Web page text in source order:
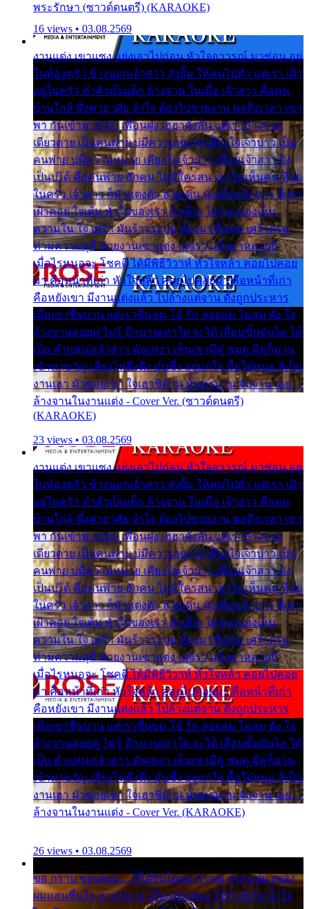
พระรักษา (ซาวด์ดนตรี) (KARAOKE)
16 views • 03.08.2569
งานแต่ง เขาแซง แย่งเอาไปก่อน หัวใจอาวรณ์ มาซ่อน อยู่
ในห้องครัว ข้างนอกเจ้าสาว ส่งยิ้ม ให้คนไปทั่ว แต่เรา เฝ้า
อยู่ในครัว ทำตัวเป็นเด็ก ล้างจาน ในเมื่อ เจ้าสาว คือคน
บ้านใกล้ พึ่งพาอาศัย จำใจ ต้องไปช่วยงาน พอถึงเวลา เขา
พา กันเข้าพาขวัญ เพื่อนฝูง เฮฮาดังลั่น แต่เราล้างจาน
เดียวดาย เป็นคนพ่าย บ่มีความหมาย เคียงใจเจ้าบ่าว เป็น
คนพ่าย บ่มีความหมาย เคียงใจเจ้าบ่าว เพื่อนเจ้าสาว ยัง
เป็นบ่ได้ คือคนพ่าย ฮักคน ไม่มีใครสน เขาไม่เห็นคน ที่อยู่
ในครัว เจ้าสาว ก็มัวแต่งตัว สวยเด่น นั่งเคียงเจ้าบ่าว ที่เขา
เฝ้าคอย ใจเต้น หัวใจของเรา ลำเค็ญ ใครจะมองเห็น
ความใน ใจ เศร้า มันร้าวระบม ต้องมาขื่นขม เศร้าตรม
ท่ามความสุขี ช่วยงานเขาแต่ง แต่เรา แล้งมาหลายปี
เมื่อไรหนอจะ โชคดี ได้มีพิธีวิวาห์ หัวใจหล้า คอยไปคอย
มา คือหน้าที่เก่า หัวใจหล้า คอยไปคอยมา คือหน้าที่เก่า
คือหยังเขา มีงานแต่งแล้ว ไปล้างแต่จาน ดั่งถูกประหาร
เมื่อเขาชื่นบาน แต่เราขื่นขม โอ้ รัก ลอยลม ไม่สม ดัง ใจ
ล้างจานคอยคู่ ไม่รู้ อีกนานเท่าใด จะได้ เลื่อนขั้นบันได ได้
เป็น ตำแหน่งเจ้าสาว มันเหงา เห็นเขามีคู่ ซมดู มีคู่ก็ม่วน
เข้าพาขวัญ เสียงโห่ตึงตึง มันซึ้ง อยู่แก่ใจ มื้อใด๋หนอ สิเป็น
งานเฮา มัวซอยเขา ใจเฮาซิด้าน มันทรมาน จับจาน เอย…
ล้างจานในงานแต่ง - Cover Ver. (ซาวด์ดนตรี)
(KARAOKE)
23 views • 03.08.2569
งานแต่ง เขาแซง แย่งเอาไปก่อน หัวใจอาวรณ์ มาซ่อน อยู่
ในห้องครัว ข้างนอกเจ้าสาว ส่งยิ้ม ให้คนไปทั่ว แต่เรา เฝ้า
อยู่ในครัว ทำตัวเป็นเด็ก ล้างจาน ในเมื่อ เจ้าสาว คือคน
บ้านใกล้ พึ่งพาอาศัย จำใจ ต้องไปช่วยงาน พอถึงเวลา เขา
พา กันเข้าพาขวัญ เพื่อนฝูง เฮฮาดังลั่น แต่เราล้างจาน
เดียวดาย เป็นคนพ่าย บ่มีความหมาย เคียงใจเจ้าบ่าว เป็น
คนพ่าย บ่มีความหมาย เคียงใจเจ้าบ่าว เพื่อนเจ้าสาว ยัง
เป็นบ่ได้ คือคนพ่าย ฮักคน ไม่มีใครสน เขาไม่เห็นคน ที่อยู่
ในครัว เจ้าสาว ก็มัวแต่งตัว สวยเด่น นั่งเคียงเจ้าบ่าว ที่เขา
เฝ้าคอย ใจเต้น หัวใจของเรา ลำเค็ญ ใครจะมองเห็น
ความใน ใจ เศร้า มันร้าวระบม ต้องมาขื่นขม เศร้าตรม
ท่ามความสุขี ช่วยงานเขาแต่ง แต่เรา แล้งมาหลายปี
เมื่อไรหนอจะ โชคดี ได้มีพิธีวิวาห์ หัวใจหล้า คอยไปคอย
มา คือหน้าที่เก่า หัวใจหล้า คอยไปคอยมา คือหน้าที่เก่า
คือหยังเขา มีงานแต่งแล้ว ไปล้างแต่จาน ดั่งถูกประหาร
เมื่อเขาชื่นบาน แต่เราขื่นขม โอ้ รัก ลอยลม ไม่สม ดัง ใจ
ล้างจานคอยคู่ ไม่รู้ อีกนานเท่าใด จะได้ เลื่อนขั้นบันได ได้
เป็น ตำแหน่งเจ้าสาว มันเหงา เห็นเขามีคู่ ซมดู มีคู่ก็ม่วน
เข้าพาขวัญ เสียงโห่ตึงตึง มันซึ้ง อยู่แก่ใจ มื้อใด๋หนอ สิเป็น
งานเฮา มัวซอยเขา ใจเฮาซิด้าน มันทรมาน จับจาน เอย…
ล้างจานในงานแต่ง - Cover Ver. (KARAOKE)
26 views • 03.08.2569
ขอ กราบ ขอบคุณ.... ที่ได้รับไออุ่น การุณ จากแฟน เพลง
ผมแสนชื่นใจ หายวังเวง เมื่อแฟนเพลง ให้กำลังใจ น้ำใจ